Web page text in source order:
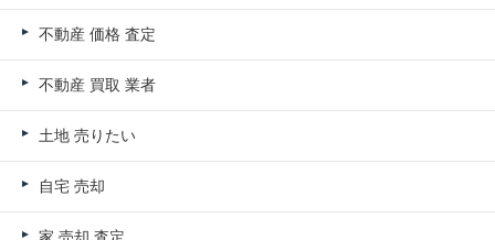
不動産 価格 査定
不動産 買取 業者
土地 売りたい
自宅 売却